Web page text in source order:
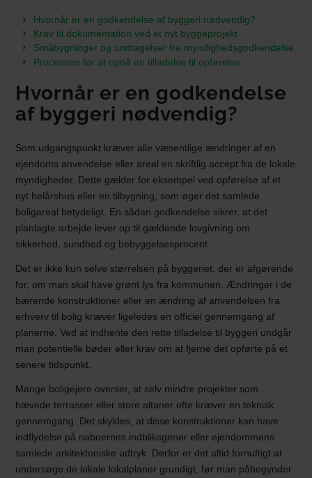
Hvornår er en godkendelse af byggeri nødvendig?
Krav til dokumentation ved et nyt byggeprojekt
Småbygninger og undtagelser fra myndighedsgodkendelse
Processen for at opnå en tilladelse til opførelse
Hvornår er en godkendelse
af byggeri nødvendig?
Som udgangspunkt kræver alle væsentlige ændringer af en
ejendoms anvendelse eller areal en skriftlig accept fra de lokale
myndigheder. Dette gælder for eksempel ved opførelse af et
nyt helårshus eller en tilbygning, som øger det samlede
boligareal betydeligt. En sådan godkendelse sikrer, at det
planlagte arbejde lever op til gældende lovgivning om
sikkerhed, sundhed og bebyggelsesprocent.
Det er ikke kun selve størrelsen på byggeriet, der er afgørende
for, om man skal have grønt lys fra kommunen. Ændringer i de
bærende konstruktioner eller en ændring af anvendelsen fra
erhverv til bolig kræver ligeledes en officiel gennemgang af
planerne. Ved at indhente den rette tilladelse til byggeri undgår
man potentielle bøder eller krav om at fjerne det opførte på et
senere tidspunkt.
Mange boligejere overser, at selv mindre projekter som
hævede terrasser eller store altaner ofte kræver en teknisk
gennemgang. Det skyldes, at disse konstruktioner kan have
indflydelse på naboernes indbliksgener eller ejendommens
samlede arkitektoniske udtryk. Derfor er det altid fornuftigt at
undersøge de lokale lokalplaner grundigt, før man påbegynder